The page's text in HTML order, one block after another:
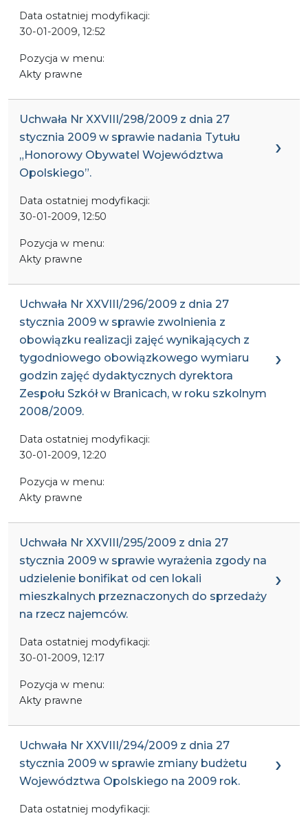
Data ostatniej modyfikacji:
30-01-2009, 12:52
Pozycja w menu:
Akty prawne
Uchwała Nr XXVIII/298/2009 z dnia 27
stycznia 2009 w sprawie nadania Tytułu
„Honorowy Obywatel Województwa
Opolskiego”.
Data ostatniej modyfikacji:
30-01-2009, 12:50
Pozycja w menu:
Akty prawne
Uchwała Nr XXVIII/296/2009 z dnia 27
stycznia 2009 w sprawie zwolnienia z
obowiązku realizacji zajęć wynikających z
tygodniowego obowiązkowego wymiaru
godzin zajęć dydaktycznych dyrektora
Zespołu Szkół w Branicach, w roku szkolnym
2008/2009.
Data ostatniej modyfikacji:
30-01-2009, 12:20
Pozycja w menu:
Akty prawne
Uchwała Nr XXVIII/295/2009 z dnia 27
stycznia 2009 w sprawie wyrażenia zgody na
udzielenie bonifikat od cen lokali
mieszkalnych przeznaczonych do sprzedaży
na rzecz najemców.
Data ostatniej modyfikacji:
30-01-2009, 12:17
Pozycja w menu:
Akty prawne
Uchwała Nr XXVIII/294/2009 z dnia 27
stycznia 2009 w sprawie zmiany budżetu
Województwa Opolskiego na 2009 rok.
Data ostatniej modyfikacji: